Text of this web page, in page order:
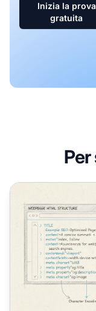
Inizia la prova
gratuita
Come Posso Usare